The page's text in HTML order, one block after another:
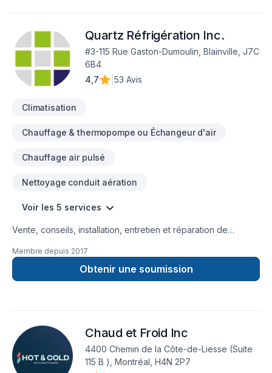
optimal à ses clients tout au long de l’année, grâce à une
équipe de techniciens qualifiés et dévoués.
Quartz Réfrigération Inc.
#3-115 Rue Gaston-Dumoulin, Blainville, J7C
6B4
4,7
53 Avis
Climatisation
Chauffage & thermopompe ou Échangeur d'air
Chauffage air pulsé
Nettoyage conduit aération
Voir les 5 services
Vente, conseils, installation, entretien et réparation de
climatiseurs ou systèmes de ventilation… Quartz
Réfrigération, c’est toute une équipe de techniciens qualifiés
en climatisation et en chauffage au service de votre confort !
(de Mirabel/St-Jérôme à Mont-Tremblant) et Lanaudière
(Joliette et environs).
Membre depuis 2017
Obtenir une soumission
Chaud et Froid Inc
4400 Chemin de la Côte-de-Liesse (Suite
115 B ), Montréal, H4N 2P7